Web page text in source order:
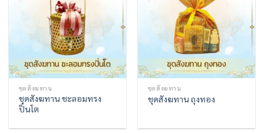
ชุดสังฆทาน
ชุดสังฆทาน ชะลอมทรง
ปิ่นโต
ชุดสังฆทาน
ชุดสังฆทาน ถุงทอง